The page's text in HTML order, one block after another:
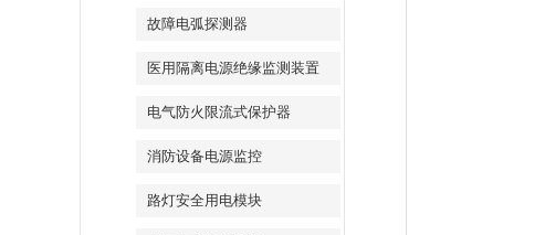
故障电弧探测器
医用隔离电源绝缘监测装置
电气防火限流式保护器
消防设备电源监控
路灯安全用电模块